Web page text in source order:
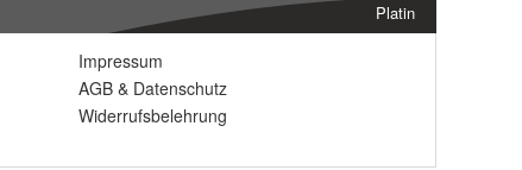
Platin
Impressum
AGB & Datenschutz
Widerrufsbelehrung